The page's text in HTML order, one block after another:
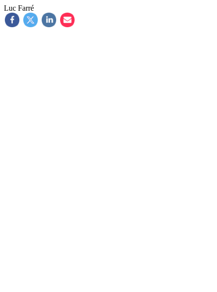
Luc Farré